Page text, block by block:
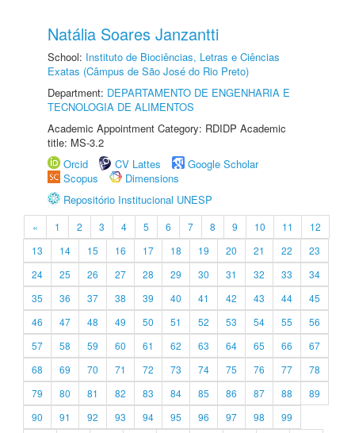
Natália Soares Janzantti
School: Instituto de Biociências, Letras e Ciências
Exatas (Câmpus de São José do Rio Preto)
Department: DEPARTAMENTO DE ENGENHARIA E
TECNOLOGIA DE ALIMENTOS
Academic Appointment Category: RDIDP Academic
title: MS-3.2
Orcid
CV Lattes
Google Scholar
Scopus
Dimensions
Repositório Institucional UNESP
« 1 2 3 4 5 6 7 8 9 10 11
12
13
14 15 16 17 18 19 20 21 22
23
24
25 26 27 28 29 30 31 32 33
34
35
36 37 38 39 40 41 42 43 44
45
46
47 48 49 50 51 52 53 54 55
56
57
58 59 60 61 62 63 64 65 66
67
68
69 70 71 72 73 74 75 76 77
78
79
80 81 82 83 84 85 86 87 88
89
90
91 92 93 94 95 96 97 98
99